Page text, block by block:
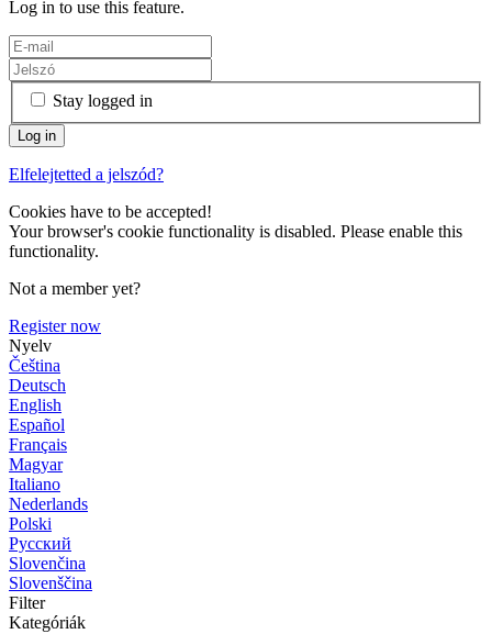
Log in to use this feature.
Stay logged in
Elfelejtetted a jelszód?
Cookies have to be accepted!
Your browser's cookie functionality is disabled. Please enable this
functionality.
Not a member yet?
Register now
Nyelv
Čeština
Deutsch
English
Español
Français
Magyar
Italiano
Nederlands
Polski
Русский
Slovenčina
Slovenščina
Filter
Kategóriák